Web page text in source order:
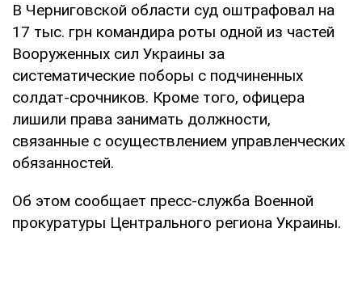
В Черниговской области суд оштрафовал на
17 тыс. грн командира роты одной из частей
Вооруженных сил Украины за
систематические поборы с подчиненных
солдат-срочников. Кроме того, офицера
лишили права занимать должности,
связанные с осуществлением управленческих
обязанностей.
Об этом сообщает пресс-служба Военной
прокуратуры Центрального региона Украины.